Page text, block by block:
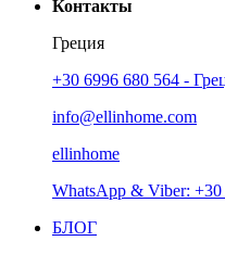
Контакты
Греция
+30 6996 680 564 -
info@ellinhome.com
ellinhome
WhatsApp & Viber: +30
БЛОГ